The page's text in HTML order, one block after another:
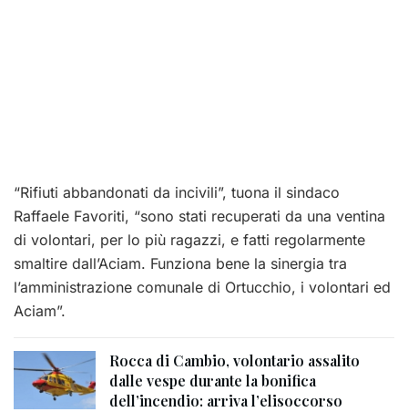
“Rifiuti abbandonati da incivili”, tuona il sindaco
Raffaele Favoriti, “sono stati recuperati da una ventina
di volontari, per lo più ragazzi, e fatti regolarmente
smaltire dall’Aciam. Funziona bene la sinergia tra
l’amministrazione comunale di Ortucchio, i volontari ed
Aciam”.
Rocca di Cambio, volontario assalito
dalle vespe durante la bonifica
dell’incendio: arriva l’elisoccorso